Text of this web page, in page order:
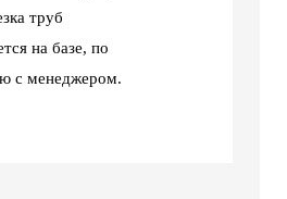
труб
на базе, по
с менеджером.